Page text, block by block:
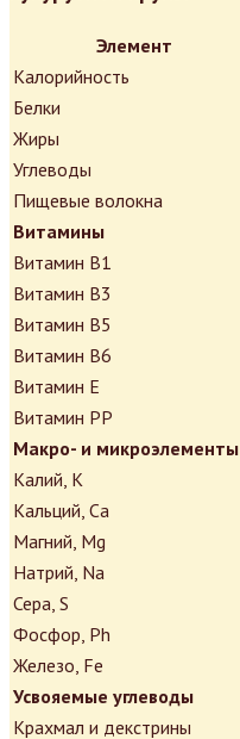
Элемент
Калорийность
Белки
Жиры
Углеводы
Пищевые волокна
Витамины
Витамин В1
Витамин В3
Витамин В5
Витамин В6
Витамин Е
Витамин РР
Макро- и микроэлементы
Калий, K
Кальций, Ca
Магний, Mg
Натрий, Na
Сера, S
Фосфор, Ph
Железо, Fe
Усвояемые углеводы
Крахмал и декстрины